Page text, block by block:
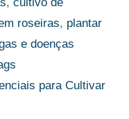
roseiras, plantar
e doenças
para Cultivar